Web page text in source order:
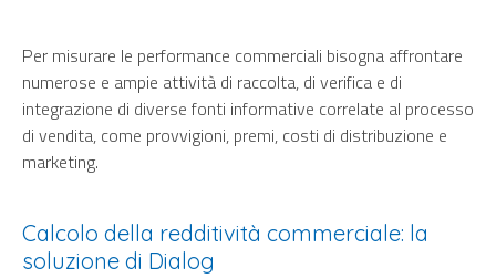
Per misurare le performance commerciali bisogna affrontare
numerose e ampie attività di raccolta, di verifica e di
integrazione di diverse fonti informative correlate al processo
di vendita, come provvigioni, premi, costi di distribuzione e
marketing.
Calcolo della redditività commerciale: la
soluzione di Dialog